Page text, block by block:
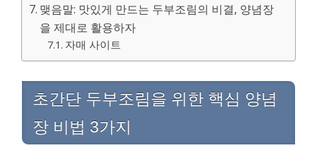
맺음말: 맛있게 만드는 두부조림의 비결, 양념장
을 제대로 활용하자
자매 사이트
초간단 두부조림을 위한 핵심 양념
장 비법 3가지